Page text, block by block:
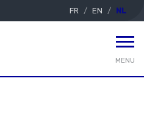
FR EN NL
MENU